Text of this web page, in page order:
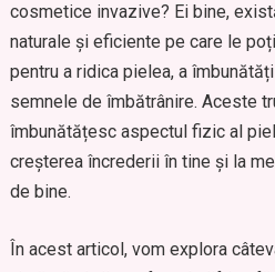
cosmetice invazive? Ei bine,
naturale și eficiente pe care le
pentru a ridica pielea, a
semnele de îmbătrânire. Aceste
îmbunătățesc aspectul fizic al
creșterea încrederii în tine și la
de bine.
În acest articol, vom explora